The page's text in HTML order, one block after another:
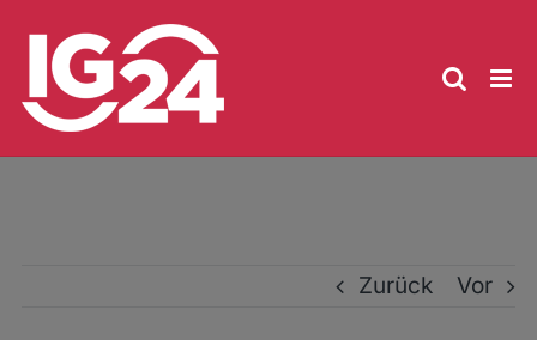
Inhalt
springen
Zurück Vor